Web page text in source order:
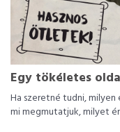
Egy tökéletes
Ha szeretné tudni,
mi megmutatjuk, milyet